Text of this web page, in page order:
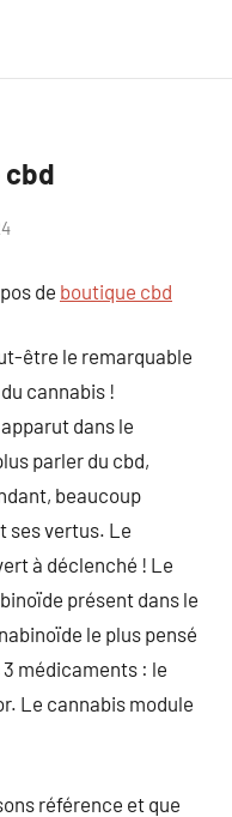
cbd
de boutique cbd
être le remarquable
cannabis !
dans le
parler du cbd,
beaucoup
ses vertus. Le
à déclenché ! Le
présent dans le
le plus pensé
médicaments : le
Le cannabis module
référence et que